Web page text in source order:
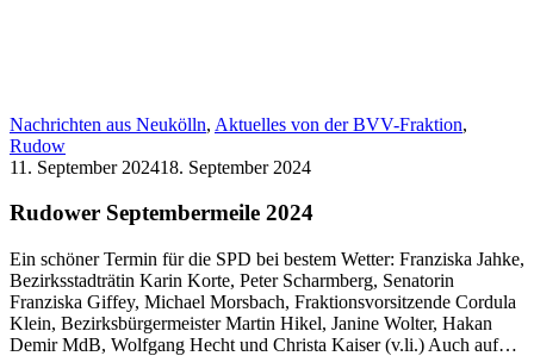
Nachrichten aus Neukölln, Aktuelles von der BVV-Fraktion,
Rudow
11. September 202418. September 2024
Rudower Septembermeile 2024
Ein schöner Termin für die SPD bei bestem Wetter: Franziska Jahke,
Bezirksstadträtin Karin Korte, Peter Scharmberg, Senatorin
Franziska Giffey, Michael Morsbach, Fraktionsvorsitzende Cordula
Klein, Bezirksbürgermeister Martin Hikel, Janine Wolter, Hakan
Demir MdB, Wolfgang Hecht und Christa Kaiser (v.li.) Auch auf…